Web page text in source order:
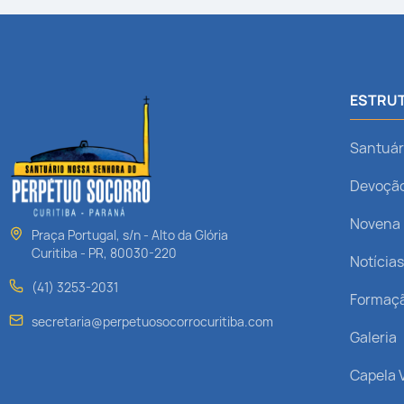
Praça Portugal, s/n - Alto da Glória
Curitiba - PR, 80030-220
(41) 3253-2031
secretaria@perpetuosocorrocuritiba.com
Novena
Notícias
Galeria
Capela